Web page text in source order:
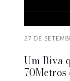
27 DE
Um Riva
70Metros